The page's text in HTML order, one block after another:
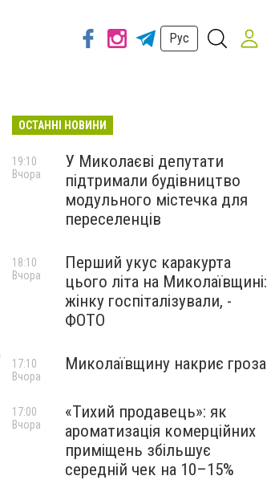
Рус
ОСТАННІ НОВИНИ
У Миколаєві депутати
підтримали будівництво
модульного містечка для
переселенців
19:10
Вчора
Перший укус каракурта
цього літа на Миколаївщині:
жінку госпіталізували, -
ФОТО
18:10
Вчора
Миколаївщину накриє гроза
17:10
Вчора
«Тихий продавець»: як
ароматизація комерційних
приміщень збільшує
середній чек на 10–15%
17:00
Вчора